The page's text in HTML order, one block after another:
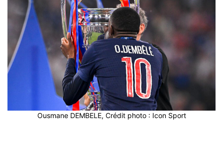
Ousmane DEMBELE, Crédit photo : Icon Sport